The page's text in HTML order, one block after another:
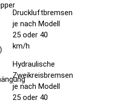
Druckluftbremsen
je nach Modell
25 oder 40
km/h
Hydraulische
Zweikreisbremsen
je nach Modell
25 oder 40